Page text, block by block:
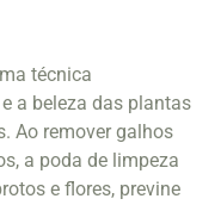
técnica
a beleza das plantas
Ao remover galhos
a poda de limpeza
e flores, previne